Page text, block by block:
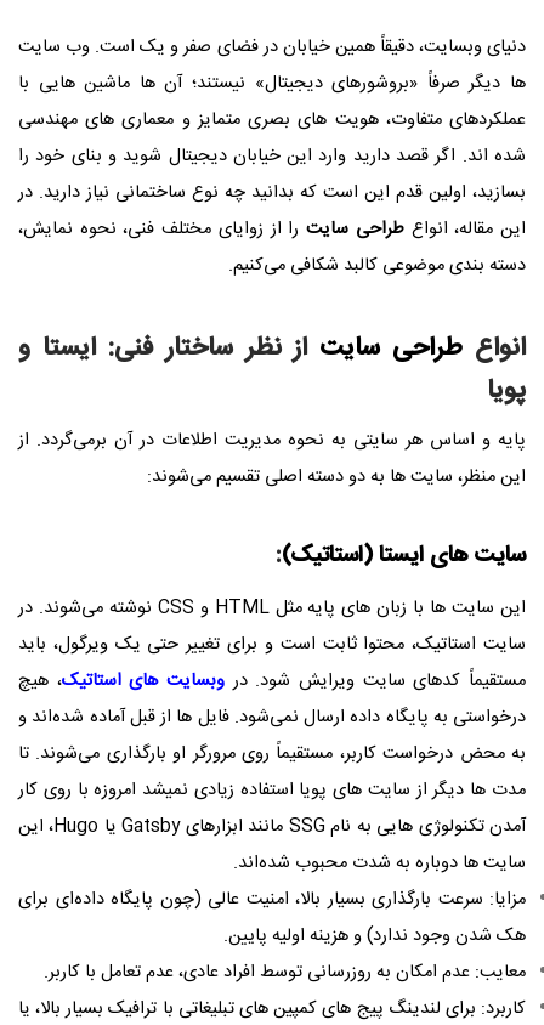
دنیای وبسایت، دقیقاً همین خیابان در فضای صفر و یک است. وب‌ سایت‌
ها دیگر صرفاً «بروشورهای دیجیتال» نیستند؛ آن ‌ها ماشین‌ هایی با
عملکردهای متفاوت، هویت ‌های بصری متمایز و معماری ‌های مهندسی
شده ‌اند. اگر قصد دارید وارد این خیابان دیجیتال شوید و بنای خود را
بسازید، اولین قدم این است که بدانید چه نوع ساختمانی نیاز دارید. در
این مقاله، انواعطراحی سایترا از زوایای مختلف فنی، نحوه نمایش،
دسته بندی موضوعی کالبد شکافی می‌کنیم.
انواع طراحی سایت از نظر ساختار فنی: ایستا و
پویا
پایه و اساس هر سایتی به نحوه مدیریت اطلاعات در آن برمی‌گردد. از
این منظر، سایت ‌ها به دو دسته اصلی تقسیم می‌شوند:
سایت ‌های ایستا (استاتیک):
این سایت ‌ها با زبان ‌های پایه مثل HTML و CSS نوشته می‌شوند. در
سایت استاتیک، محتوا ثابت است و برای تغییر حتی یک ویرگول، باید
مستقیماً کدهای سایت ویرایش شود. در وبسایت های استاتیک، هیچ
درخواستی به پایگاه داده ارسال نمی‌شود. فایل‌ ها از قبل آماده شده‌اند و
به محض درخواست کاربر، مستقیماً روی مرورگر او بارگذاری می‌شوند. تا
مدت ها دیگر از سایت های پویا استفاده زیادی نمیشد امروزه با روی کار
آمدن تکنولوژی ‌هایی به نام SSG مانند ابزارهای Gatsby یا Hugo، این
سایت‌ ها دوباره به شدت محبوب شده‌اند.
مزایا: سرعت بارگذاری بسیار بالا، امنیت عالی (چون پایگاه داده‌ای برای
هک شدن وجود ندارد) و هزینه اولیه پایین.
معایب: عدم امکان به روزرسانی توسط افراد عادی، عدم تعامل با کاربر.
کاربرد: برای لندینگ ‌پیج ‌های کمپین‌ های تبلیغاتی با ترافیک بسیار بالا، یا